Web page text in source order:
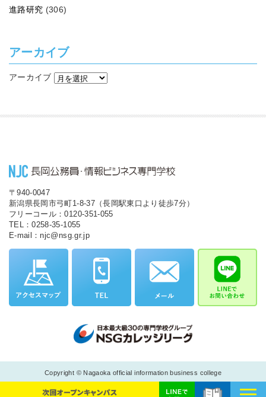
進路研究 (306)
アーカイブ
アーカイブ
〒940-0047
新潟県長岡市弓町1-8-37（長岡駅東口より徒歩7分）
フリーコール：0120-351-055
TEL：0258-35-1055
E-mail：njc@nsg.gr.jp
Copyright © Nagaoka official information business college